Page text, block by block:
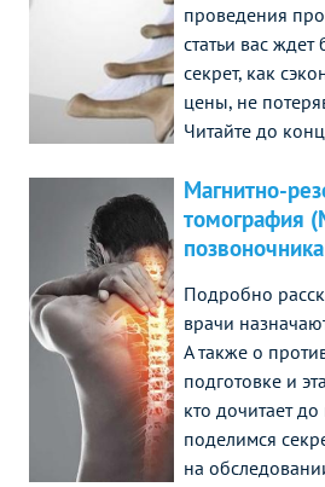
проведения
статьи вас
секрет, как
цены, не
Читайте до
Магнитно-
томография
позвоночника
Подробно
врачи
А также о
подготовке и
кто дочитает
поделимся
на